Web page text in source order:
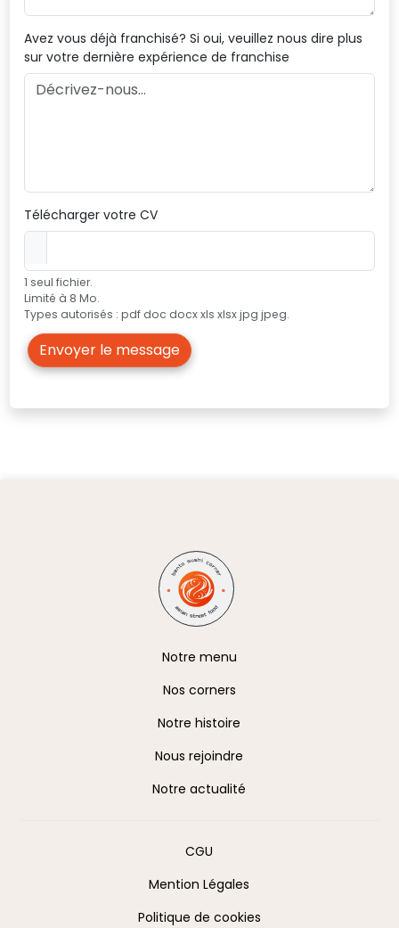
Avez vous déjà franchisé? Si oui, veuillez nous dire plus
sur votre dernière expérience de franchise
Télécharger votre CV
1 seul fichier.
Limité à 8 Mo.
Types autorisés : pdf doc docx xls xlsx jpg jpeg.
A propos
Notre menu
Nos corners
Notre histoire
Nous rejoindre
Notre actualité
Information
CGU
Mention Légales
Politique de cookies